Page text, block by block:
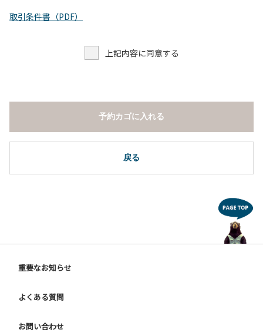
取引条件書（PDF）
上記内容に同意する
戻る
予約カゴに入れる
重要なお知らせ
よくある質問
お問い合わせ